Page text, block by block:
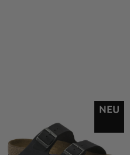
NEU